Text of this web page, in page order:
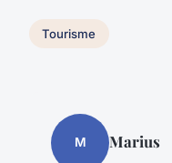
Tourisme
M Marius